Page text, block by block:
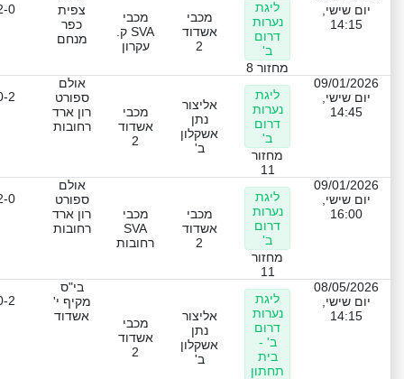
יום שישי,
14:15
ליגת
נערות
דרום
ב'
מחזור 8
מכבי
אשדוד
2
מכבי
SVA ק.
עקרון
צפית
כפר
מנחם
0
09/01/2026
יום שישי,
14:45
ליגת
נערות
דרום
ב'
מחזור
11
אליצור
נתן
אשקלון
ב'
מכבי
אשדוד
2
אולם
ספורט
רון ארד
רחובות
2
09/01/2026
יום שישי,
16:00
ליגת
נערות
דרום
ב'
מחזור
11
מכבי
אשדוד
2
מכבי
SVA
רחובות
אולם
ספורט
רון ארד
רחובות
0
08/05/2026
יום שישי,
14:15
ליגת
נערות
דרום
ב' -
בית
תחתון
אליצור
נתן
אשקלון
ב'
מכבי
אשדוד
2
בי"ס
מקיף י'
אשדוד
2